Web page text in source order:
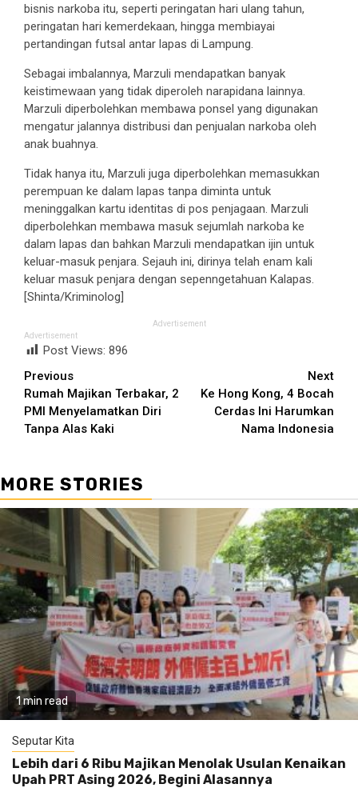
bisnis narkoba itu, seperti peringatan hari ulang tahun,
peringatan hari kemerdekaan, hingga membiayai
pertandingan futsal antar lapas di Lampung.
Sebagai imbalannya, Marzuli mendapatkan banyak
keistimewaan yang tidak diperoleh narapidana lainnya.
Marzuli diperbolehkan membawa ponsel yang digunakan
mengatur jalannya distribusi dan penjualan narkoba oleh
anak buahnya.
Tidak hanya itu, Marzuli juga diperbolehkan memasukkan
perempuan ke dalam lapas tanpa diminta untuk
meninggalkan kartu identitas di pos penjagaan. Marzuli
diperbolehkan membawa masuk sejumlah narkoba ke
dalam lapas dan bahkan Marzuli mendapatkan ijin untuk
keluar-masuk penjara. Sejauh ini, dirinya telah enam kali
keluar masuk penjara dengan sepenngetahuan Kalapas.
[Shinta/Kriminolog]
Advertisement
Advertisement
Post Views: 896
Continue
Reading
Previous
Rumah Majikan Terbakar, 2
PMI Menyelamatkan Diri
Tanpa Alas Kaki
Next
Ke Hong Kong, 4 Bocah
Cerdas Ini Harumkan
Nama Indonesia
MORE STORIES
1 min read
Seputar Kita
Lebih dari 6 Ribu Majikan Menolak Usulan Kenaikan
Upah PRT Asing 2026, Begini Alasannya